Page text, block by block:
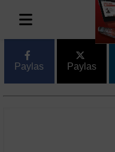
Paylas Paylas